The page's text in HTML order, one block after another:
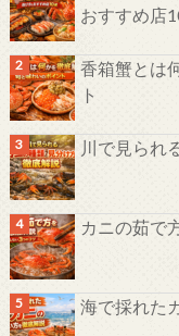
おすすめ店
香箱蟹とは
ト
川で見られ
カニの茹で
海で採れた